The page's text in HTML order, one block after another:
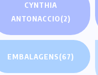
CYNTHIA
ANTONACCIO(2)
EMBALAGENS(67)